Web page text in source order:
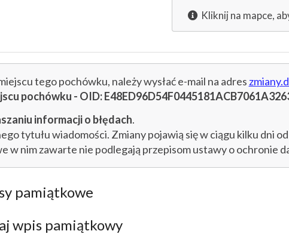
Kliknij na mapce,
tego pochówku, należy wysłać e-mail na adres
pochówku - OID:
informacji o błędach.
tytułu wiadomości. Zmiany pojawią się w ciągu kilku dni
w nim zawarte nie podlegają przepisom ustawy o ochronie
pamiątkowe
wpis pamiątkowy